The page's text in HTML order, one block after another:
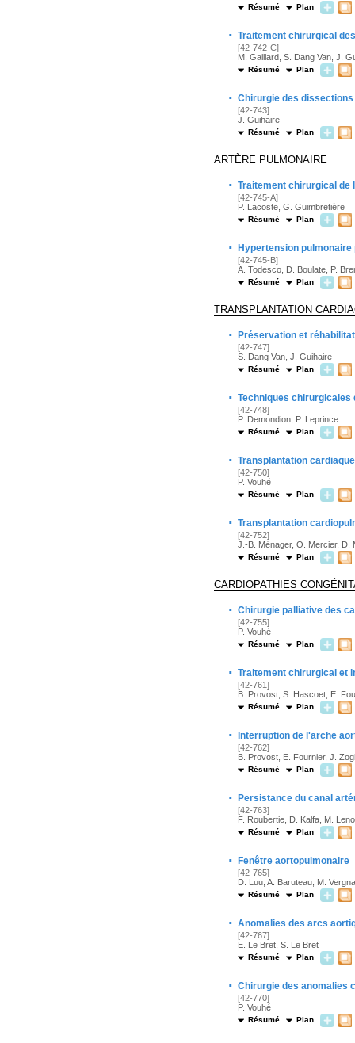
Résumé Plan
· Traitement chirurgical
[42-742-C]
M. Gaillard, S. Dang Van, J.
Résumé Plan
· Chirurgie des
[42-743]
J. Guihaire
Résumé Plan
ARTÈRE PULMONAIRE
· Traitement chirurgical de
[42-745-A]
P. Lacoste, G. Guimbretière
Résumé Plan
· Hypertension
[42-745-B]
A. Todesco, D. Boulate, P.
Résumé Plan
TRANSPLANTATION
· Préservation et
[42-747]
S. Dang Van, J. Guihaire
Résumé Plan
· Techniques
[42-748]
P. Demondion, P. Leprince
Résumé Plan
· Transplantation
[42-750]
P. Vouhé
Résumé Plan
· Transplantation
[42-752]
J.-B. Ménager, O. Mercier, D.
Résumé Plan
CARDIOPATHIES
· Chirurgie palliative des
[42-755]
P. Vouhé
Résumé Plan
· Traitement chirurgical et
[42-761]
B. Provost, S. Hascoet, E.
Résumé Plan
· Interruption de l'arche
[42-762]
B. Provost, E. Fournier, J.
Résumé Plan
· Persistance du canal
[42-763]
F. Roubertie, D. Kalfa, M.
Résumé Plan
· Fenêtre aortopulmonaire
[42-765]
D. Luu, A. Baruteau, M.
Résumé Plan
· Anomalies des arcs
[42-767]
E. Le Bret, S. Le Bret
Résumé Plan
· Chirurgie des anomalies
[42-770]
P. Vouhé
Résumé Plan